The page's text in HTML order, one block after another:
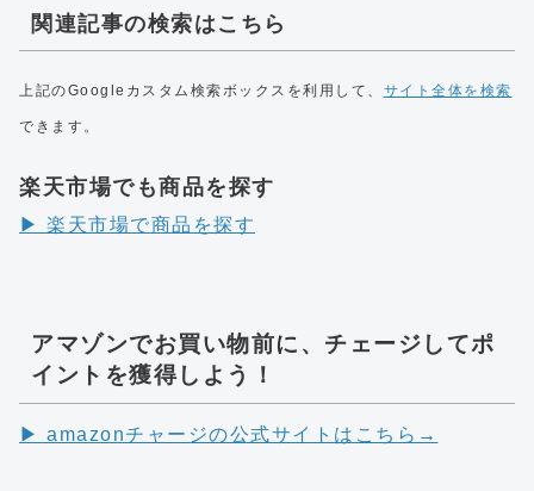
関連記事の検索はこちら
上記のGoogleカスタム検索ボックスを利用して、 サイト全体を検索
できます。
楽天市場でも商品を探す
▶︎ 楽天市場で商品を探す
アマゾンでお買い物前に、チェージしてポ
イントを獲得しよう！
▶︎ amazonチャージの公式サイトはこちら→